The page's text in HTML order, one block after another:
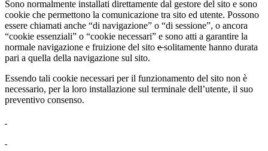
Sono normalmente installati direttamente dal gestore del sito e sono
cookie che permettono la comunicazione tra sito ed utente. Possono
essere chiamati anche “di navigazione” o “di sessione”, o ancora
“cookie essenziali” o “cookie necessari” e sono atti a garantire la
normale navigazione e fruizione del sito esolitamente hanno durata
pari a quella della navigazione sul sito.
Essendo tali cookie necessari per il funzionamento del sito non è
necessario, per la loro installazione sul terminale dell’utente, il suo
preventivo consenso.